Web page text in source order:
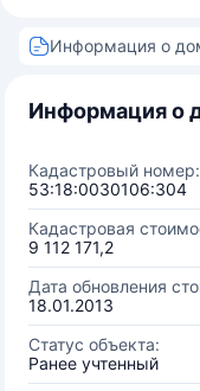
Информация о
Информация о
Кадастровый номер:
53:18:0030106:304
Кадастровая
9 112 171,2
Дата обновления
18.01.2013
Статус объекта:
Ранее учтенный